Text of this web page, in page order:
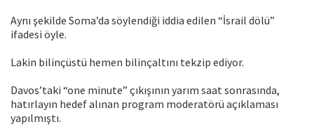
Aynı şekilde Soma’da söylendiği iddia edilen “İsrail dölü”
ifadesi öyle.
Lakin bilinçüstü hemen bilinçaltını tekzip ediyor.
Davos’taki “one minute” çıkışının yarım saat sonrasında,
hatırlayın hedef alınan program moderatörü açıklaması
yapılmıştı.